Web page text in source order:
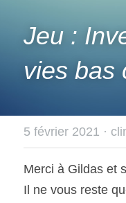
Jeu :
vies bas
5 février 2021 ·
Merci à Gildas et
Il ne vous reste